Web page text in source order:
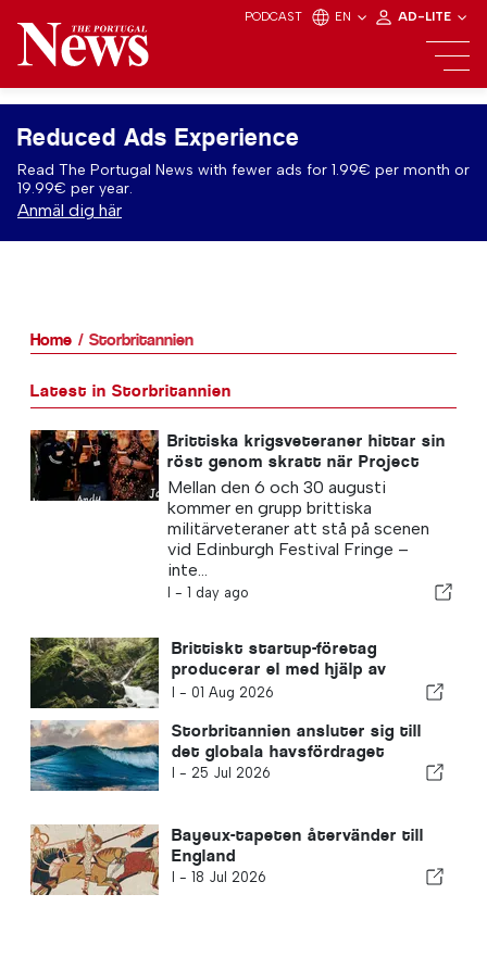
PODCAST EN AD-LITE
Reduced Ads Experience
Read The Portugal News with fewer ads for 1.99€ per month or
19.99€ per year.
Anmäl dig här
Home Storbritannien
Latest in Storbritannien
Brittiska krigsveteraner hittar sin
röst genom skratt när Project
Comedy återvänder till Fringe
Mellan den 6 och 30 augusti
kommer en grupp brittiska
militärveteraner att stå på scenen
vid Edinburgh Festival Fringe –
inte...
I - 1 day ago
Brittiskt startup-företag
producerar el med hjälp av
jordbakterier
I - 01 Aug 2026
Storbritannien ansluter sig till
det globala havsfördraget
I - 25 Jul 2026
Bayeux-tapeten återvänder till
England
I - 18 Jul 2026